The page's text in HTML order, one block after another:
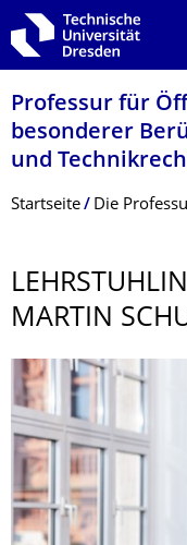
Zur Hauptnavigation
Zur Suche springen
Zum Inhalt springen
Professur für
besonderer
und
Breadcrumb-Menü
Startseite Die
MARTIN